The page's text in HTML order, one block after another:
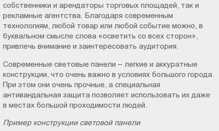
собственники и арендаторы торговых площадей, так и
рекламные агентства. Благодаря современным
технологиям, любой товар или любой событие можно, в
буквальном смысле слова «осветить со всех сторон»,
привлечь внимание и заинтересовать аудитория.
Современные световые панели – легкие и аккуратные
конструкции, что очень важно в условиях большого города.
При этом они очень прочные, а специальная
антивандальная защита позволяет использовать их даже
в местах большой проходимости людей.
Пример конструкции световой панели